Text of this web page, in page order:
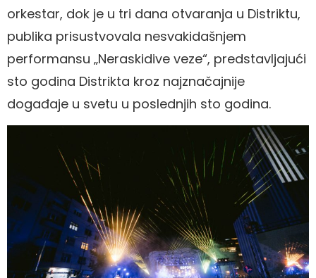
orkestar, dok je u tri dana otvaranja u Distriktu,
publika prisustvovala nesvakidašnjem
performansu „Neraskidive veze“, predstavljajući
sto godina Distrikta kroz najznačajnije
događaje u svetu u poslednjih sto godina.